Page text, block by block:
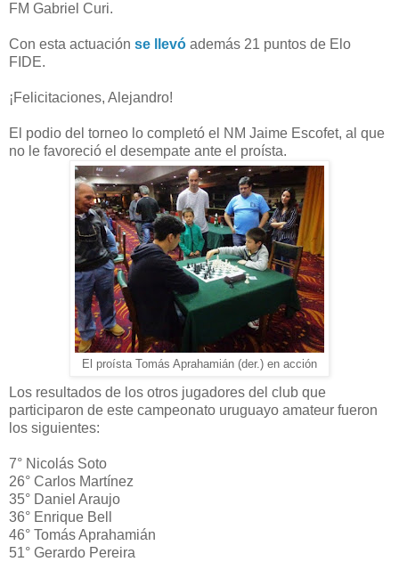
FM Gabriel Curi.
Con esta actuación se llevó además 21 puntos de Elo
FIDE.
¡Felicitaciones, Alejandro!
El podio del torneo lo completó el NM Jaime Escofet, al que
no le favoreció el desempate ante el proísta.
El proísta Tomás Aprahamián (der.) en acción
Los resultados de los otros jugadores del club que
participaron de este campeonato uruguayo amateur fueron
los siguientes:
7° Nicolás Soto
26° Carlos Martínez
35° Daniel Araujo
36° Enrique Bell
46° Tomás Aprahamián
51° Gerardo Pereira